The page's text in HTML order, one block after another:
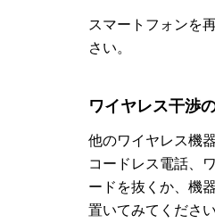
スマートフォンを
さい。
ワイヤレス干渉
他のワイヤレス機
コードレス電話、
ードを抜くか、機
置いてみてくださ